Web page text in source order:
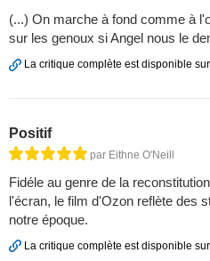
(...) On marche à fond comme à
sur les genoux si Angel nous le
La critique complète est disponible
Positif
par Eithne O'Neill
Fidéle au genre de la
l'écran, le film d'Ozon reflète des
notre époque.
La critique complète est disponible